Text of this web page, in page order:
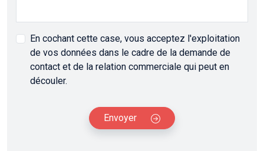
En cochant cette case, vous acceptez l'exploitation
de vos données dans le cadre de la demande de
contact et de la relation commerciale qui peut en
découler.
Envoyer